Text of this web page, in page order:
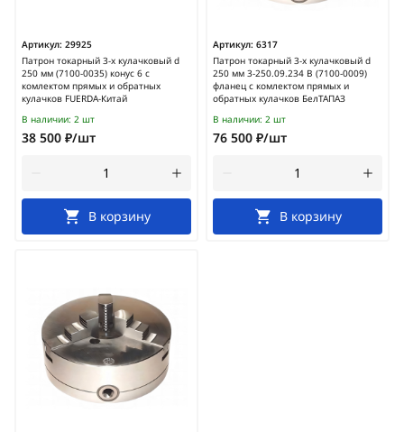
Артикул: 29925
Патрон токарный 3-х кулачковый d
250 мм (7100-0035) конус 6 с
комлектом прямых и обратных
кулачков FUERDA-Китай
В наличии: 2 шт
38 500 ₽/шт
В корзину
Артикул: 6317
Патрон токарный 3-х кулачковый d
250 мм 3-250.09.234 В (7100-0009)
фланец с комлектом прямых и
обратных кулачков БелТАПАЗ
В наличии: 2 шт
76 500 ₽/шт
В корзину